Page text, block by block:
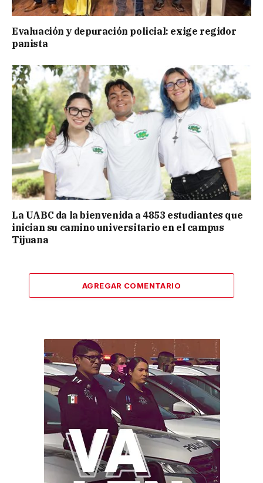
Evaluación y depuración policial: exige regidor
panista
La UABC da la bienvenida a 4853 estudiantes que
inician su camino universitario en el campus
Tijuana
AGREGAR COMENTARIO